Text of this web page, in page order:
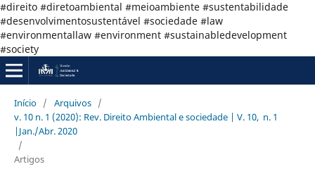
#direito #diretoambiental #meioambiente #sustentabilidade
#desenvolvimentosustentável #sociedade #law
#environmentallaw #environment #sustainabledevelopment
#society
Início / Arquivos /
v. 10 n. 1 (2020): Rev. Direito Ambiental e sociedade | V. 10, n. 1
|Jan./Abr. 2020
/
Artigos